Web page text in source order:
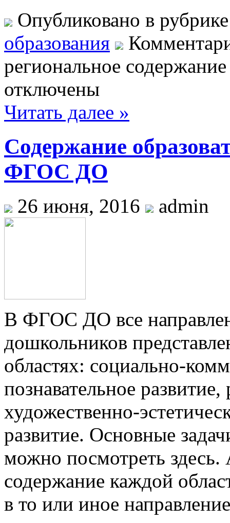
Опубликовано в
образования
региональное
отключены
Читать далее »
Содержание
ФГОС ДО
26 июня, 2016 admin
В ФГОС ДО все
дошкольников
областях: социально-
познавательное развитие,
художественно-
развитие. Основные
можно посмотреть здесь.
содержание каждой
в то или иное